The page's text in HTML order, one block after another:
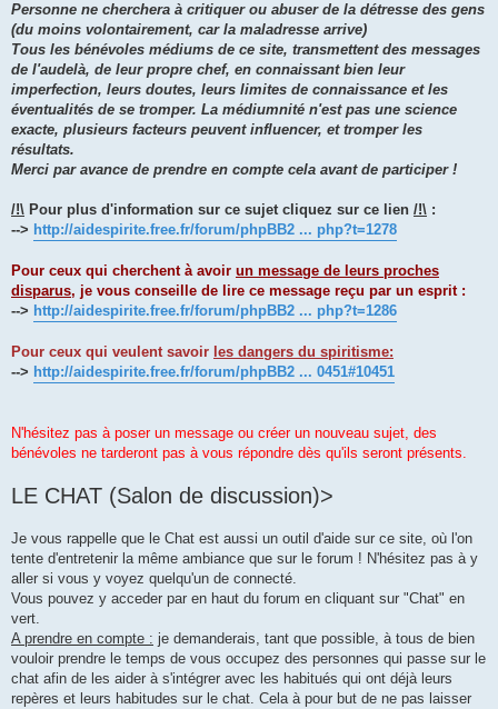
Personne ne cherchera à critiquer ou abuser de la détresse des gens
(du moins volontairement, car la maladresse arrive)
Tous les bénévoles médiums de ce site, transmettent des messages
de l'audelà, de leur propre chef, en connaissant bien leur
imperfection, leurs doutes, leurs limites de connaissance et les
éventualités de se tromper. La médiumnité n'est pas une science
exacte, plusieurs facteurs peuvent influencer, et tromper les
résultats.
Merci par avance de prendre en compte cela avant de participer !
/!\ Pour plus d'information sur ce sujet cliquez sur ce lien /!\ :
--> http://aidespirite.free.fr/forum/phpBB2 ... php?t=1278
Pour ceux qui cherchent à avoir un message de leurs proches
disparus, je vous conseille de lire ce message reçu par un esprit :
--> http://aidespirite.free.fr/forum/phpBB2 ... php?t=1286
Pour ceux qui veulent savoir les dangers du spiritisme:
--> http://aidespirite.free.fr/forum/phpBB2 ... 0451#10451
N'hésitez pas à poser un message ou créer un nouveau sujet, des
bénévoles ne tarderont pas à vous répondre dès qu'ils seront présents.
LE CHAT (Salon de discussion)>
Je vous rappelle que le Chat est aussi un outil d'aide sur ce site, où l'on
tente d'entretenir la même ambiance que sur le forum ! N'hésitez pas à y
aller si vous y voyez quelqu'un de connecté.
Vous pouvez y acceder par en haut du forum en cliquant sur "Chat" en
vert.
A prendre en compte : je demanderais, tant que possible, à tous de bien
vouloir prendre le temps de vous occupez des personnes qui passe sur le
chat afin de les aider à s'intégrer avec les habitués qui ont déjà leurs
repères et leurs habitudes sur le chat. Cela à pour but de ne pas laisser